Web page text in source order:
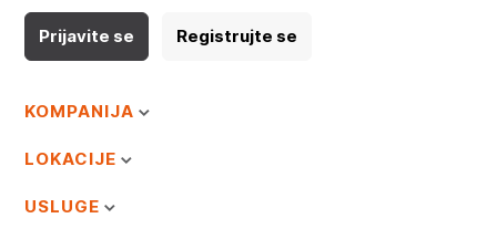
Prijavite se Registrujte se
KOMPANIJA
LOKACIJE
USLUGE